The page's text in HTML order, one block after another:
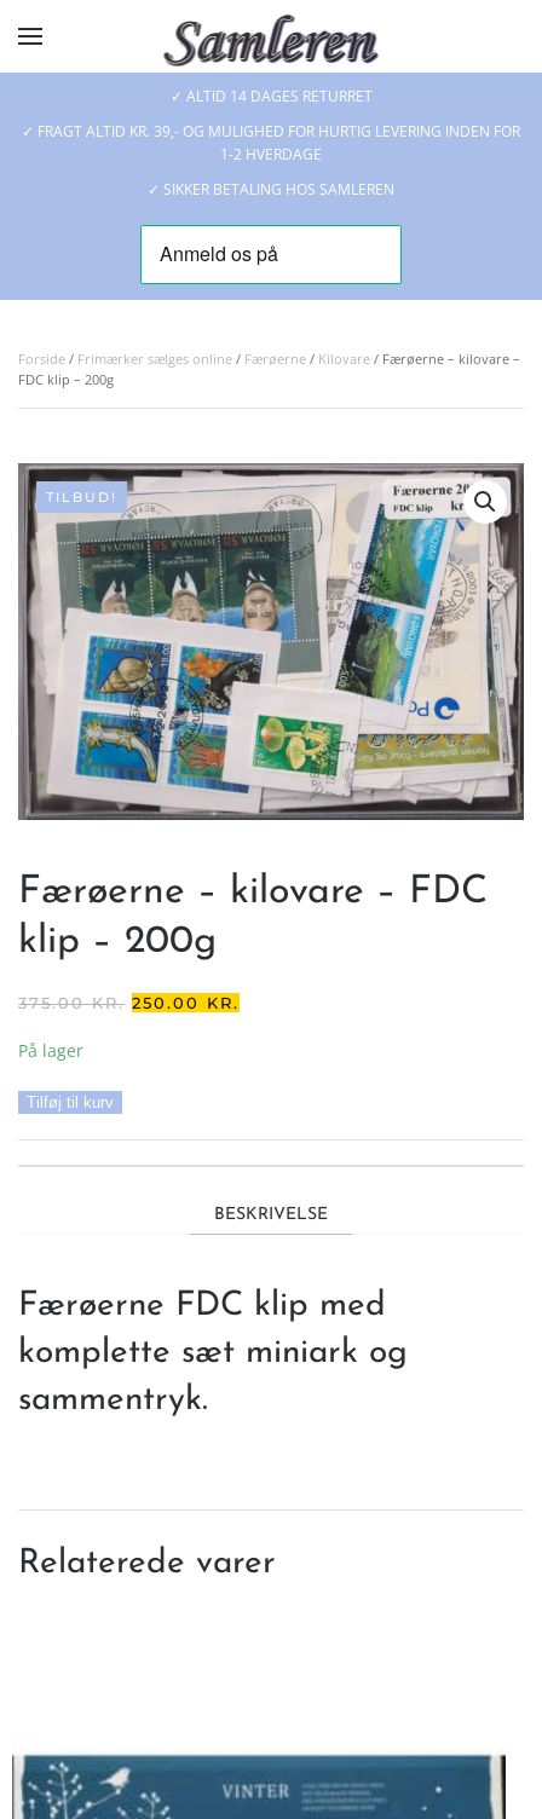
Skip to main content
✓ ALTID 14 DAGES RETURRET
✓ FRAGT ALTID KR. 39,- OG MULIGHED FOR HURTIG LEVERING INDEN FOR
1-2 HVERDAGE
✓ SIKKER BETALING HOS SAMLEREN
Forside / Frimærker sælges online / Færøerne / Kilovare / Færøerne – kilovare –
FDC klip – 200g
TILBUD!
Færøerne – kilovare – FDC
klip – 200g
375.00KR. DEN
250.00 KR.
På lager
Færøerne
200g
antal
Tilføj til kurv
BESKRIVELSE
Færøerne FDC klip med
komplette sæt miniark og
sammentryk.
Relaterede varer